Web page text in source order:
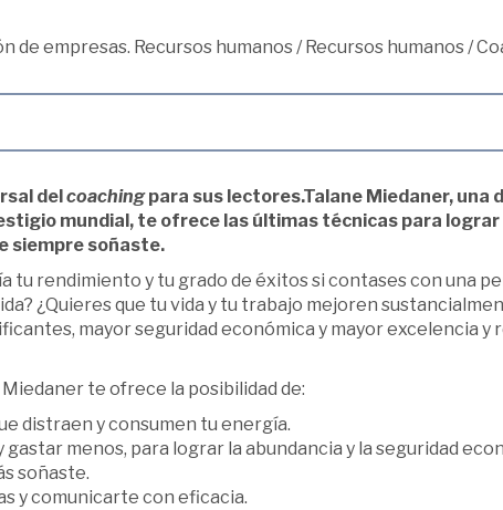
de empresas. Recursos humanos/Recursos humanos/
delcoachingpara sus lectores.Talane Miedaner, una
mundial, te ofrece las últimas técnicas para lograr
siempre soñaste.
tu rendimiento y tu grado de éxitos si contases con una
¿Quieres que tu vida y tu trabajo mejoren
mayor seguridad económica y mayor excelencia y
te ofrece la posibilidad de:
distraen y consumen tu energía.
menos, para lograr la abundancia y la seguridad
soñaste.
y comunicarte con eficacia.